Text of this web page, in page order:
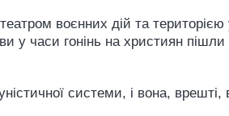
воєнних дій та
у часи гонінь на християн
системи, і вона,